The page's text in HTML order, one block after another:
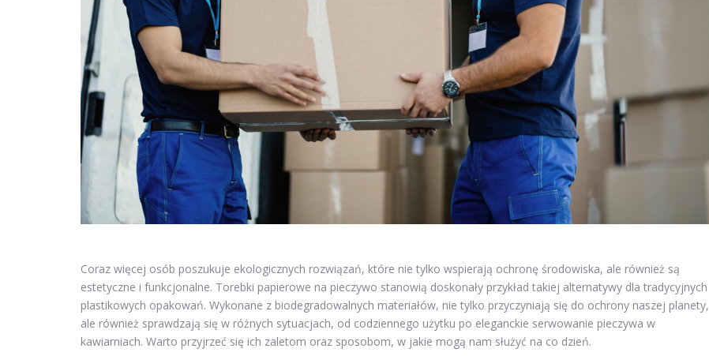
Coraz więcej osób poszukuje ekologicznych rozwiązań, które nie tylko wspierają ochronę środowiska, ale również są
estetyczne i funkcjonalne. Torebki papierowe na pieczywo stanowią doskonały przykład takiej alternatywy dla tradycyjnych
plastikowych opakowań. Wykonane z biodegradowalnych materiałów, nie tylko przyczyniają się do ochrony naszej planety,
ale również sprawdzają się w różnych sytuacjach, od codziennego użytku po eleganckie serwowanie pieczywa w
kawiarniach. Warto przyjrzeć się ich zaletom oraz sposobom, w jakie mogą nam służyć na co dzień.